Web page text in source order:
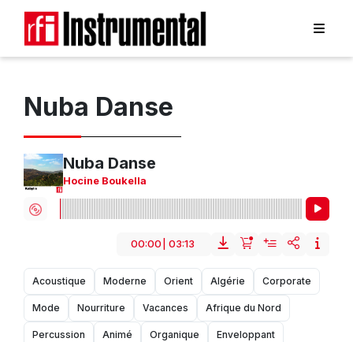
Nuba Danse
Nuba Danse
Hocine Boukella
00:00 03:13
Acoustique Moderne Orient Algérie Corporate
Mode Nourriture Vacances Afrique du Nord
Percussion Animé Organique Enveloppant